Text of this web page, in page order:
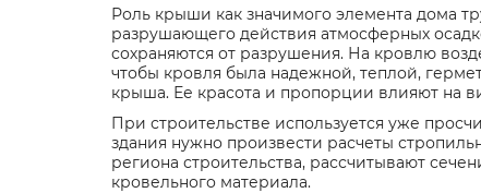
Роль крыши как значимого элемента дома
разрушающего действия атмосферных
сохраняются от разрушения. На кровлю
чтобы кровля была надежной, теплой,
крыша. Ее красота и пропорции влияют на
При строительстве используется уже
здания нужно произвести расчеты
региона строительства, рассчитывают
кровельного материала.